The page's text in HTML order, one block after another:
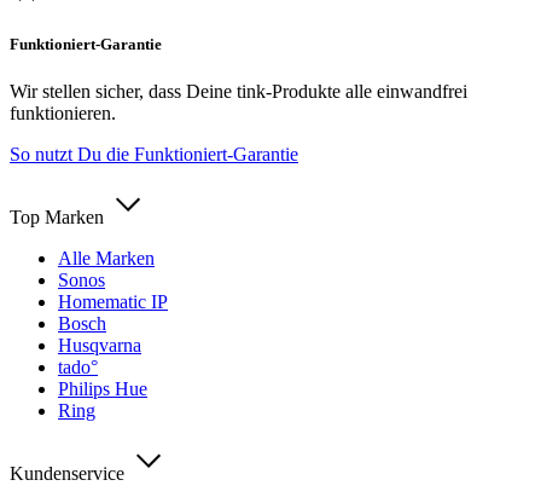
Funktioniert-Garantie
Wir stellen sicher, dass Deine tink-Produkte alle einwandfrei
funktionieren.
So nutzt Du die Funktioniert-Garantie
Top Marken
Alle Marken
Sonos
Homematic IP
Bosch
Husqvarna
tado°
Philips Hue
Ring
Kundenservice